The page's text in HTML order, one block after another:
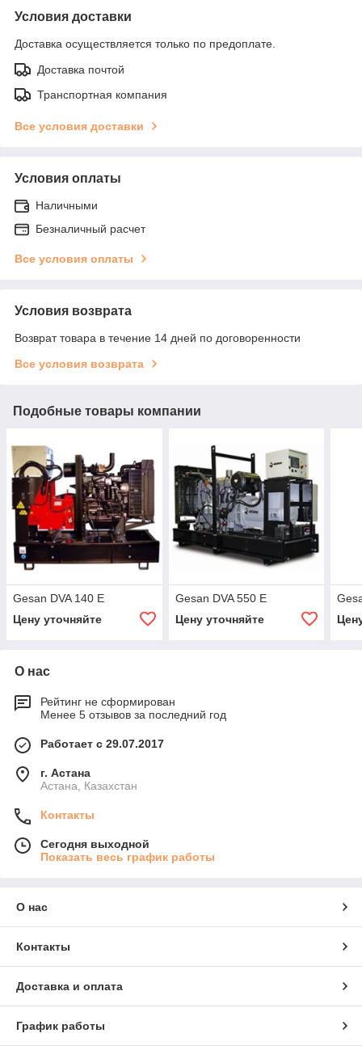
Условия доставки
Доставка осуществляется только по предоплате.
Доставка почтой
Транспортная компания
Все условия доставки
Условия оплаты
Наличными
Безналичный расчет
Все условия оплаты
Условия возврата
Возврат товара в течение 14 дней по договоренности
Все условия возврата
Подобные товары компании
Gesan DVA 140 E
Цену уточняйте
Gesan DVA 550 E
Цену уточняйте
О нас
Рейтинг не сформирован
Менее 5 отзывов за последний год
Работает с 29.07.2017
г. Астана
Астана, Казахстан
Контакты
Сегодня выходной
Показать весь график работы
О нас
Контакты
Доставка и оплата
График работы